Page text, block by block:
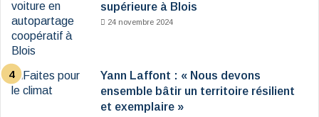
supérieure à Blois
24 novembre 2024
Yann Laffont : « Nous devons
ensemble bâtir un territoire résilient
et exemplaire »